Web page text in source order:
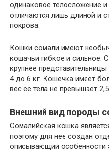
одинаковое телосложение
отличаются лишь длиной и
покрова.
Кошки сомали имеют
кошачьи гибкое и сильное.
крупнее
4 до 6 кг. Кошечка имеет
вес ее тела не превышает
Внешний вид породы
Сомалийская кошка
поэтому для нее создан
описывающий особенности